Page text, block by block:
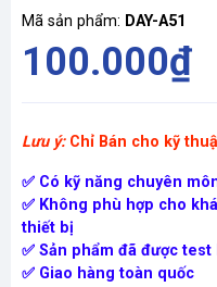
Mã sản phẩm: DAY-A51
100.000₫
Lưu ý: Chỉ Bán cho kỹ
✅ Có kỹ năng chuyên
✅ Không phù hợp cho
thiết bị
✅ Sản phẩm đã được test
✅ Giao hàng toàn quốc